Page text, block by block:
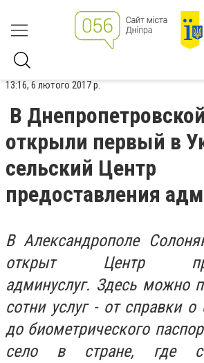
13:16, 6 лютого 2017 р.
В
открыли первый в
сельский Центр
предоставления
В Александрополе
открыт Центр
админуслуг. Здесь можно
сотни услуг - от справки о
до биометрического
село в стране, где